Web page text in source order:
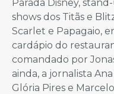
Parada Disney,
shows dos Titãs e
Scarlet e Papagaio,
cardápio do
comandado por
ainda, a jornalista
Glória Pires e